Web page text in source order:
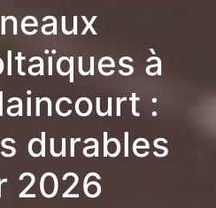
à
:
durables
2026